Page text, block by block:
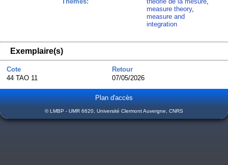
measure theory,
measure and
integration
Exemplaire(s)
Cote
Retour
44 TAO 11
07/05/2026
Plan d'accès
© LMBP - UMR 6620, Université Clermont Auvergne, CNRS